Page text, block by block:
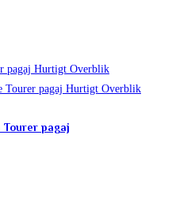
Hurtigt Overblik
Hurtigt Overblik
Tourer pagaj